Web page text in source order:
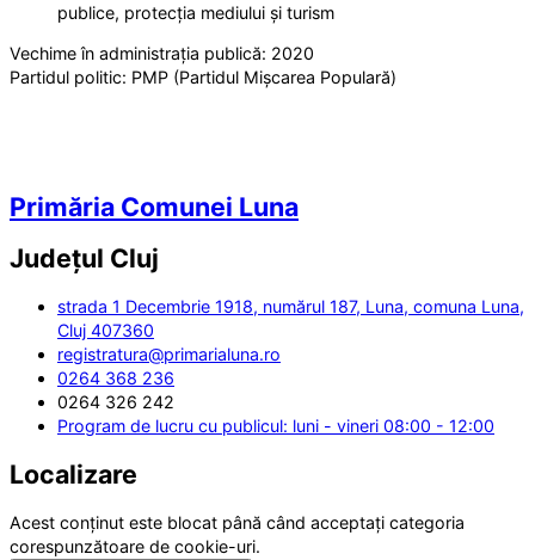
publice, protecția mediului și turism
Vechime în administrația publică: 2020
Partidul politic: PMP (Partidul Mișcarea Populară)
Primăria Comunei Luna
Județul Cluj
strada 1 Decembrie 1918, numărul 187, Luna, comuna Luna,
Cluj 407360
registratura@primarialuna.ro
0264 368 236
0264 326 242
Program de lucru cu publicul: luni - vineri 08:00 - 12:00
Localizare
Acest conținut este blocat până când acceptați categoria
corespunzătoare de cookie-uri.